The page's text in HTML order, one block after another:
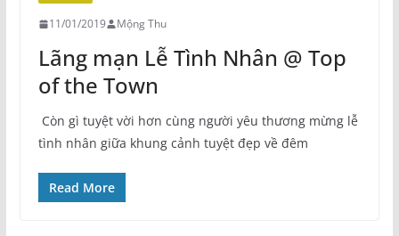
11/01/2019 Mộng Thu
Lãng mạn Lễ Tình Nhân @ Top
of the Town
Còn gì tuyệt vời hơn cùng người yêu thương mừng lễ
tình nhân giữa khung cảnh tuyệt đẹp về đêm
Read More